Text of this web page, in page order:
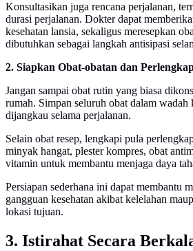
Konsultasikan juga rencana perjalanan,
durasi perjalanan. Dokter dapat
kesehatan lansia, sekaligus meresepkan
dibutuhkan sebagai langkah antisipasi
2. Siapkan Obat-obatan dan
Jangan sampai obat rutin yang biasa
rumah. Simpan seluruh obat dalam wadah
dijangkau selama perjalanan.
Selain obat resep, lengkapi pula
minyak hangat, plester kompres, obat
vitamin untuk membantu menjaga daya
Persiapan sederhana ini dapat membantu
gangguan kesehatan akibat kelelahan
lokasi tujuan.
3. Istirahat Secara